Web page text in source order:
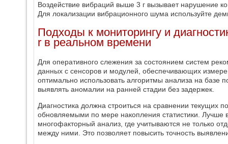
Воздействие вибраций выше 3 г вызывает нарушение
Для локализации вибрационного шума используйте
Подходы к мониторингу и
r в реальном времени
Для оперативного слежения за состоянием систем
данных с сенсоров и модулей, обеспечивающих
оптимально использовать алгоритмы анализа на базе
выявлять аномалии на ранней стадии без задержек.
Диагностика должна строиться на сравнении текущих
обновляемыми по мере накопления статистики. Лучше
многофакторный анализ, где учитываются не только
между ними. Это позволяет повысить точность